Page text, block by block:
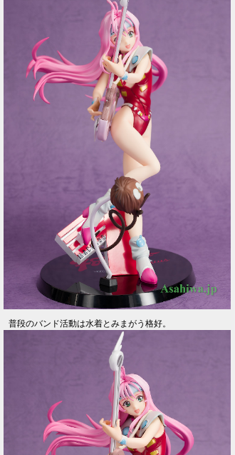
普段のバンド活動は水着とみまがう格好。